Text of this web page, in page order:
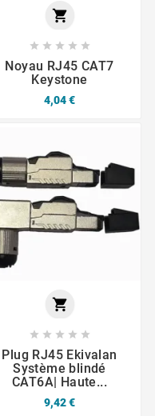

    
Noyau RJ45 CAT7
Keystone
4,04 €

    
Plug RJ45 Ekivalan
Système blindé
CAT6A| Haute...
9,42 €